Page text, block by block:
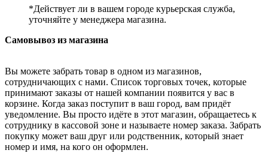
*Действует ли в вашем городе курьерская служба,
уточняйте у менеджера магазина.
Самовывоз из магазина
Вы можете забрать товар в одном из магазинов,
сотрудничающих с нами. Список торговых точек, которые
принимают заказы от нашей компании появится у вас в
корзине. Когда заказ поступит в ваш город, вам придёт
уведомление. Вы просто идёте в этот магазин, обращаетесь к
сотруднику в кассовой зоне и называете номер заказа. Забрать
покупку может ваш друг или родственник, который знает
номер и имя, на кого он оформлен.